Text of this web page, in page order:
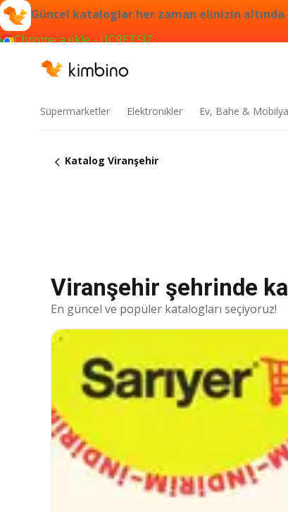
Güncel kataloglar her zaman elinizin altında
Chrome'a ekle - ÜCRETSİZ
Süpermarketler Elektronikler Ev, Bahe & Mobilya
Katalog Viranşehir
Viranşehir şehrinde
En güncel ve popüler katalogları seçiyoruz!